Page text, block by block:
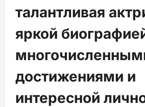
талантливая
яркой
достижениями и
интересной